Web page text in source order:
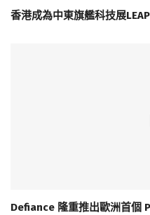
香港成為中東旗艦科技展
Defiance 隆重推出歐洲首個